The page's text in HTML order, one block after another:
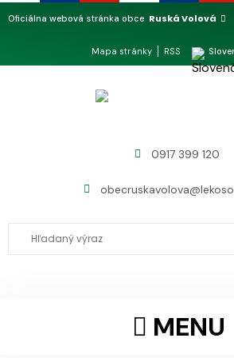
Oficiálna webová stránka obce Ruská Volová
Mapa stránky RSS
0917 399 120
MENU